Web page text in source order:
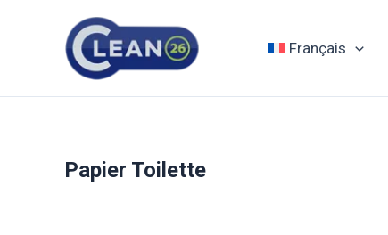
Français
Papier Toilette